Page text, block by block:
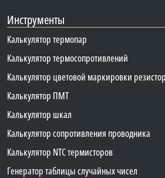
Инструменты
Калькулятор термопар
Калькулятор термосопротивлений
Калькулятор цветовой маркировки
Калькулятор ПМТ
Калькулятор шкал
Калькулятор сопротивления проводника
Калькулятор NTC термисторов
Генератор таблицы случайных чисел